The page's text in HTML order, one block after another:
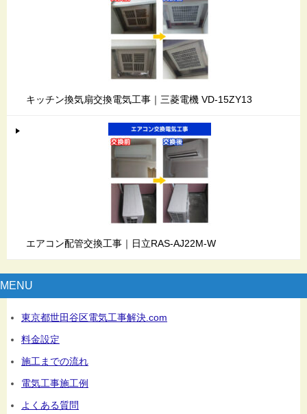
キッチン換気扇交換電気工事｜三菱電機 VD-15ZY13
エアコン配管交換工事｜日立RAS-AJ22M-W
MENU
東京都世田谷区電気工事解決.com
料金設定
施工までの流れ
電気工事施工例
よくある質問